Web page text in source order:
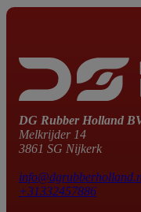
DG Rubber Holland
Melkrijder 14
3861 SG Nijkerk
+31332457886